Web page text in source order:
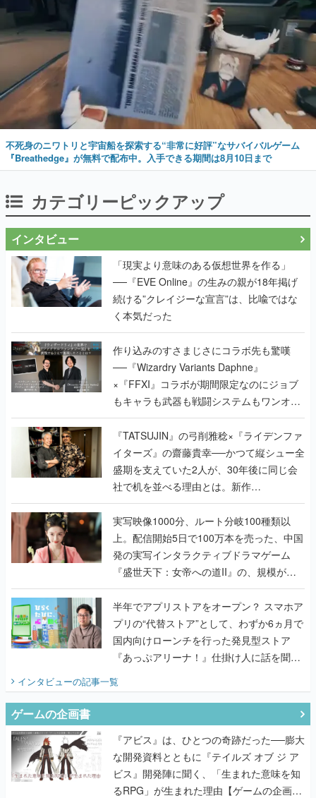
不死身のニワトリと宇宙船を探索する“非常に好評”なサバイバルゲーム
『Breathedge』が無料で配布中。入手できる期間は8月10日まで
カテゴリーピックアップ
インタビュー
「現実より意味のある仮想世界を作る」
──『EVE Online』の生みの親が18年掲げ
続ける”クレイジーな宣言”は、比喩ではな
く本気だった
作り込みのすさまじさにコラボ先も驚嘆
──『Wizardry Variants Daphne』
×『FFXI』コラボが期間限定なのにジョブ
もキャラも武器も戦闘システムもワンオフ
で作り込まれた理由を両ディレクターに聞
く
『TATSUJIN』の弓削雅稔×『ライデンファ
イターズ』の齋藤貴幸──かつて縦シュー全
盛期を支えていた2人が、30年後に同じ会
社で机を並べる理由とは。新作
『TATSUJIN EXTREME』で初タッグを組
んだレジェンド2人に訊く開発秘話
実写映像1000分、ルート分岐100種類以
上。配信開始5日で100万本を売った、中国
発の実写インタラクティブドラマゲーム
『盛世天下：女帝への道II』の、規模が違
うこだわりをプロデューサーに聞いた
半年でアプリストアをオープン？ スマホア
プリの“代替ストア”として、わずか6ヵ月で
国内向けローンチを行った発見型ストア
『あっぷアリーナ！』仕掛け人に話を聞い
インタビューの記事一覧
ゲームの企画書
『アビス』は、ひとつの奇跡だった──膨大
な開発資料とともに『テイルズ オブ ジ ア
ビス』開発陣に聞く、「生まれた意味を知
るRPG」が生まれた理由【ゲームの企画